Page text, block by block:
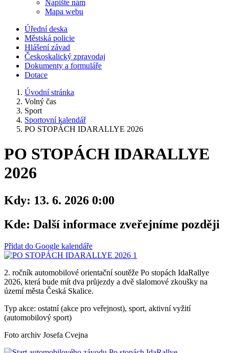
Napište nám
Mapa webu
Úřední deska
Městská policie
Hlášení závad
Českoskalický zpravodaj
Dokumenty a formuláře
Dotace
Úvodní stránka
Volný čas
Sport
Sportovní kalendář
PO STOPÁCH IDARALLYE 2026
PO STOPÁCH IDARALLYE
2026
Kdy: 13. 6. 2026 0:00
Kde: Další informace zveřejníme později
Přidat do Google kalendáře
2. ročník automobilové orientační soutěže Po stopách IdaRallye
2026, která bude mít dva průjezdy a dvě slalomové zkoušky na
území města Česká Skalice.
Typ akce: ostatní (akce pro veřejnost), sport, aktivní vyžití
(automobilový sport)
Foto archiv Josefa Cvejna